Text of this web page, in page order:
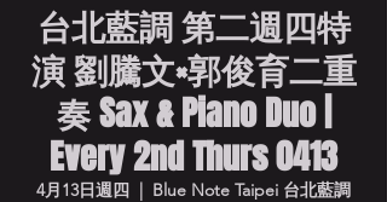
台北藍調 第二週四特
演 劉騰文×郭俊育二重
奏 Sax & Piano Duo |
Every 2nd Thurs 0413
4月13日週四
  |
Blue Note Taipei 台北藍調